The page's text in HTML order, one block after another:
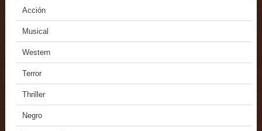
Acción
Musical
Western
Terror
Thriller
Negro